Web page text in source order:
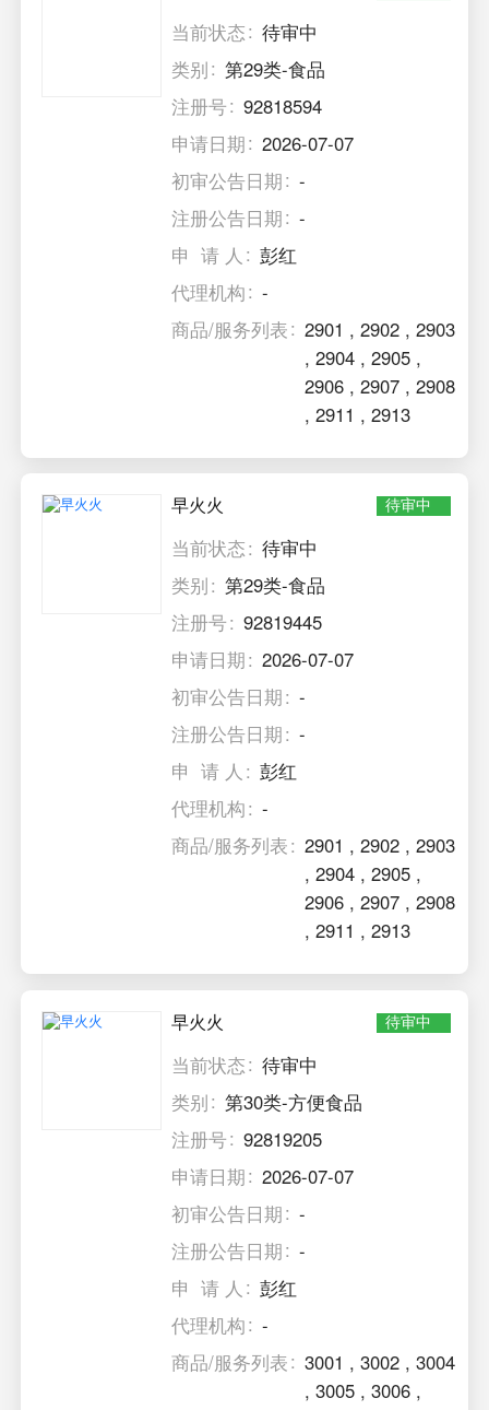
当前状态
待审中
类别
第29类-食品
注册号
92818594
申请日期
2026-07-07
初审公告日期
-
注册公告日期
-
申 请 人
彭红
代理机构
-
商品/服务列表
2901 ,2902 ,2903
,2904 ,2905 ,
2906 ,2907 ,2908
,2911 ,2913
早火火 待审中
当前状态
待审中
类别
第29类-食品
注册号
92819445
申请日期
2026-07-07
初审公告日期
-
注册公告日期
-
申 请 人
彭红
代理机构
-
商品/服务列表
2901 ,2902 ,2903
,2904 ,2905 ,
2906 ,2907 ,2908
,2911 ,2913
早火火 待审中
当前状态
待审中
类别
第30类-方便食品
注册号
92819205
申请日期
2026-07-07
初审公告日期
-
注册公告日期
-
申 请 人
彭红
代理机构
-
商品/服务列表
3001 ,3002 ,3004
,3005 ,3006 ,